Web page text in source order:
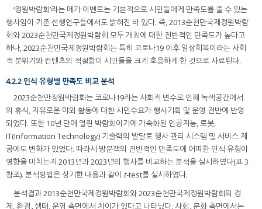
‘정원박람회’라는 메가 이벤트는 기본적으로 시민들에게 만족도를 줄 수 있는
행사임이 기존 선행연구들에서도 밝혀진 바 있다. 즉, 2013순천만국제정원박람
회와 2023순천만국제정원박람회 모두 개최에 대한 전반적인 만족도가 높다고
하나, 2023순천만국제정원박람회는 특히 코로나19 이후 일상회복이라는 사회
적 분위기와 컨텐츠의 적절함이 시민들을 크게 호응하게 한 것으로 사료된다.
4.2.2 인식 유형별 만족도 비교 분석
2023순천만정원박람회는 코로나19라는 사회적 변수로 인해 녹색공간에서
의 휴식, 자유로운 야외 활동에 대한 시민수요가 행사기획 및 운영 전반에 반영
되었다. 또한 10년 만에 열린 박람회이기에 가속화된 인공지능, 로봇,
IT(Information Technology) 기술력의 발달로 행사 관리 시스템 및 서비스 제
공에도 변화가 있었다. 따라서 방문객의 전반적인 만족도에 어떠한 인식 유형이
영향을 미치는지 2013년과 2023년의 행사를 비교하는 분석을 실시하였다(표 3
참조). 분석방법은 상기한 내용과 같이 t-test를 실시하였다.
분석결과 2013순천만국제정원박람회와 2023순천만국제정원박람회의 경
제, 환경․생태, 운영 측면에서 차이가 있다고 나타났다. 사회․문화 측면에서는